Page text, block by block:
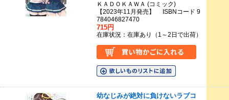
ＫＡＤＯＫＡＷＡ (コミック)
【2023年11月発売】 ISBNコード 9
784046827470
715円
在庫状況：在庫あり（1～2日で出荷）
幼なじみが絶対に負けないラブコ